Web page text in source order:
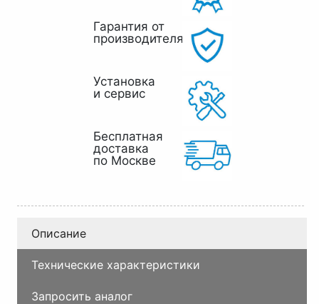
Гарантия от
производителя
Установка
и сервис
Бесплатная
доставка
по Москве
Описание
Технические характеристики
Запросить аналог